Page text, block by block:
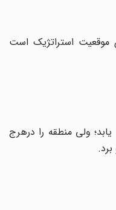
استراتژیک است
ولی منطقه را درهرج
.